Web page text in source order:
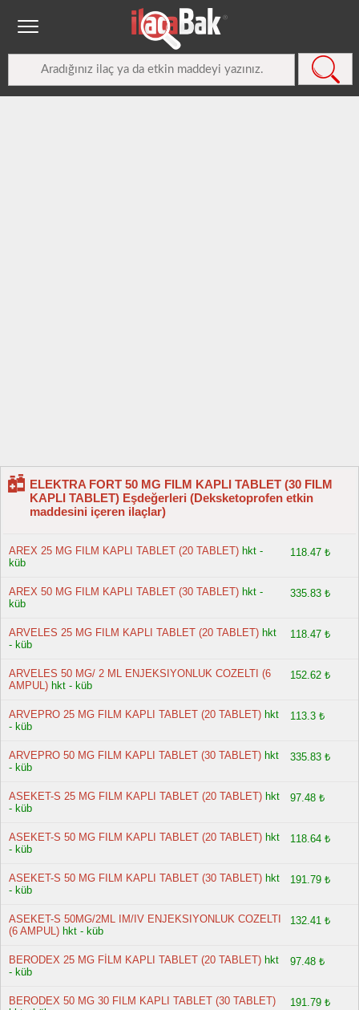
ELEKTRA FORT 50 MG FILM KAPLI TABLET (30 FILM
KAPLI TABLET) Eşdeğerleri (Deksketoprofen etkin
maddesini içeren ilaçlar)
AREX 25 MG FILM KAPLI TABLET (20 TABLET) hkt -
küb
118.47 ₺
AREX 50 MG FILM KAPLI TABLET (30 TABLET) hkt -
küb
335.83 ₺
ARVELES 25 MG FILM KAPLI TABLET (20 TABLET) hkt
- küb
118.47 ₺
ARVELES 50 MG/ 2 ML ENJEKSIYONLUK COZELTI (6
AMPUL) hkt - küb
152.62 ₺
ARVEPRO 25 MG FILM KAPLI TABLET (20 TABLET) hkt
- küb
113.3 ₺
ARVEPRO 50 MG FILM KAPLI TABLET (30 TABLET) hkt
- küb
335.83 ₺
ASEKET-S 25 MG FILM KAPLI TABLET (20 TABLET) hkt
- küb
97.48 ₺
ASEKET-S 50 MG FILM KAPLI TABLET (20 TABLET) hkt
- küb
118.64 ₺
ASEKET-S 50 MG FILM KAPLI TABLET (30 TABLET) hkt
- küb
191.79 ₺
ASEKET-S 50MG/2ML IM/IV ENJEKSIYONLUK COZELTI
(6 AMPUL) hkt - küb
132.41 ₺
BERODEX 25 MG FİLM KAPLI TABLET (20 TABLET) hkt
- küb
97.48 ₺
BERODEX 50 MG 30 FILM KAPLI TABLET (30 TABLET)
191.79 ₺